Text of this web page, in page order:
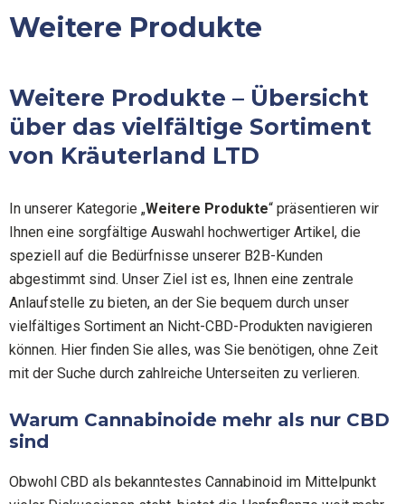
Inhalt
Weitere Produkte
Weitere Produkte – Übersicht
über das vielfältige Sortiment
von Kräuterland LTD
In unserer Kategorie „Weitere Produkte“ präsentieren wir
Ihnen eine sorgfältige Auswahl hochwertiger Artikel, die
speziell auf die Bedürfnisse unserer B2B-Kunden
abgestimmt sind. Unser Ziel ist es, Ihnen eine zentrale
Anlaufstelle zu bieten, an der Sie bequem durch unser
vielfältiges Sortiment an Nicht-CBD-Produkten navigieren
können. Hier finden Sie alles, was Sie benötigen, ohne Zeit
mit der Suche durch zahlreiche Unterseiten zu verlieren.
Warum Cannabinoide mehr als nur CBD
sind
Obwohl CBD als bekanntestes Cannabinoid im Mittelpunkt